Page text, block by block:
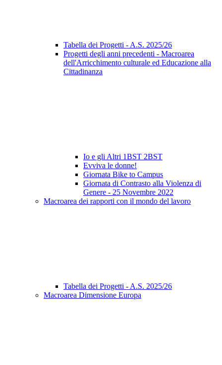
Tabella dei Progetti - A.S. 2025/26
Progetti degli anni precedenti - Macroarea
dell'Arricchimento culturale ed Educazione alla
Cittadinanza
Io e gli Altri 1BST 2BST
Evviva le donne!
Giornata Bike to Campus
Giornata di Contrasto alla Violenza di
Genere - 25 Novembre 2022
Macroarea dei rapporti con il mondo del lavoro
Tabella dei Progetti - A.S. 2025/26
Macroarea Dimensione Europa